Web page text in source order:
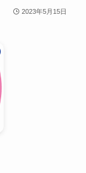
2023年5月15日